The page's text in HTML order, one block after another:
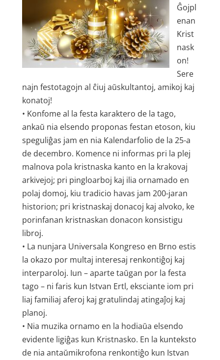
Ĝojpl
enan
Krist
nask
on!
Sere
najn festotagojn al ĉiuj aŭskultantoj, amikoj kaj
konatoj!
• Konfome al la festa karaktero de la tago,
ankaŭ nia elsendo proponas festan etoson, kiu
speguliĝas jam en nia Kalendarfolio de la 25-a
de decembro. Komence ni informas pri la plej
malnova pola kristnaska kanto en la krakovaj
arkivejoj; pri pingloarboj kaj ilia ornamado en
polaj domoj, kiu tradicio havas jam 200-jaran
historion; pri kristnaskaj donacoj kaj alvoko, ke
porinfanan kristnaskan donacon konsistigu
libroj.
• La nunjara Universala Kongreso en Brno estis
la okazo por multaj interesaj renkontiĝoj kaj
interparoloj. Iun – aparte taŭgan por la festa
tago – ni faris kun Istvan Ertl, eksciante iom pri
liaj familiaj aferoj kaj gratulindaj atingaĵoj kaj
planoj.
• Nia muzika ornamo en la hodiaŭa elsendo
evidente ligiĝas kun Kristnasko. En la kunteksto
de nia antaŭmikrofona renkontiĝo kun Istvan